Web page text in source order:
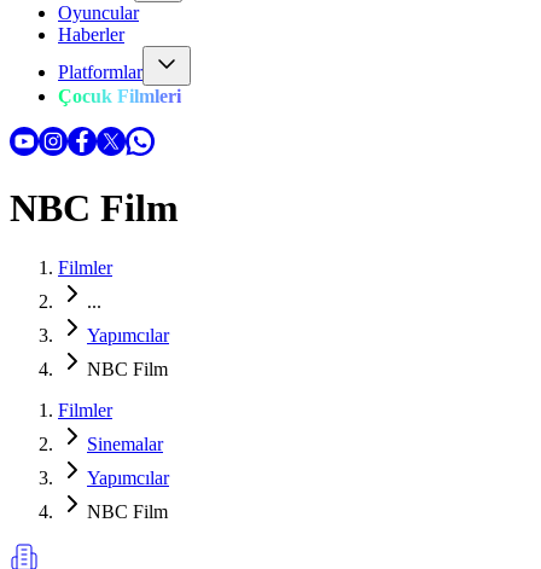
Oyuncular
Haberler
Platformlar
Çocuk Filmleri
NBC Film
Filmler
...
Yapımcılar
NBC Film
Filmler
Sinemalar
Yapımcılar
NBC Film